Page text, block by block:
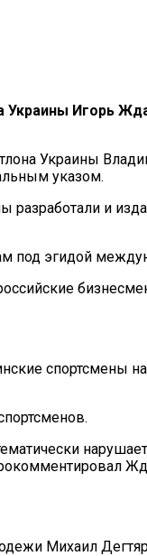
Игорь
Украины
указом.
разработали и
под эгидой
спортсмены
Михаил